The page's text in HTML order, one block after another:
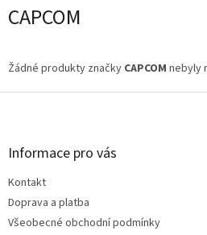
CAPCOM
Žádné produkty značky CAPCOM nebyly
Z
Informace pro vás
Kontakt
Doprava a platba
Všeobecné obchodní podmínky